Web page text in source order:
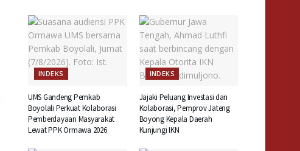
INDEKS
UMS Gandeng Pemkab
Boyolali Perkuat Kolaborasi
Pemberdayaan Masyarakat
Lewat PPK Ormawa 2026
INDEKS
Jajaki Peluang Investasi dan
Kolaborasi, Pemprov Jateng
Boyong Kepala Daerah
Kunjungi IKN